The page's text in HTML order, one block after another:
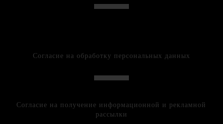
Согласие на обработку персональных данных
Согласие на получение информационной и рекламной
рассылки